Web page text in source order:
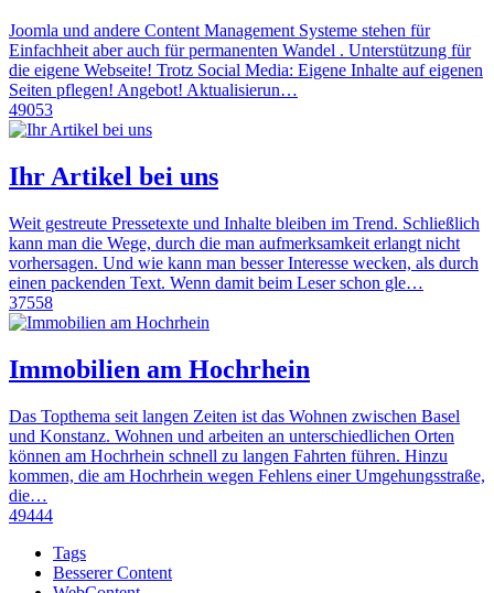
Joomla und andere Content Management Systeme stehen für
Einfachheit aber auch für permanenten Wandel . Unterstützung für
die eigene Webseite! Trotz Social Media: Eigene Inhalte auf eigenen
Seiten pflegen! Angebot! Aktualisierun…
49053
Ihr Artikel bei uns
Weit gestreute Pressetexte und Inhalte bleiben im Trend. Schließlich
kann man die Wege, durch die man aufmerksamkeit erlangt nicht
vorhersagen. Und wie kann man besser Interesse wecken, als durch
einen packenden Text. Wenn damit beim Leser schon gle…
37558
Immobilien am Hochrhein
Das Topthema seit langen Zeiten ist das Wohnen zwischen Basel
und Konstanz. Wohnen und arbeiten an unterschiedlichen Orten
können am Hochrhein schnell zu langen Fahrten führen. Hinzu
kommen, die am Hochrhein wegen Fehlens einer Umgehungsstraße,
die…
49444
Tags
Besserer Content